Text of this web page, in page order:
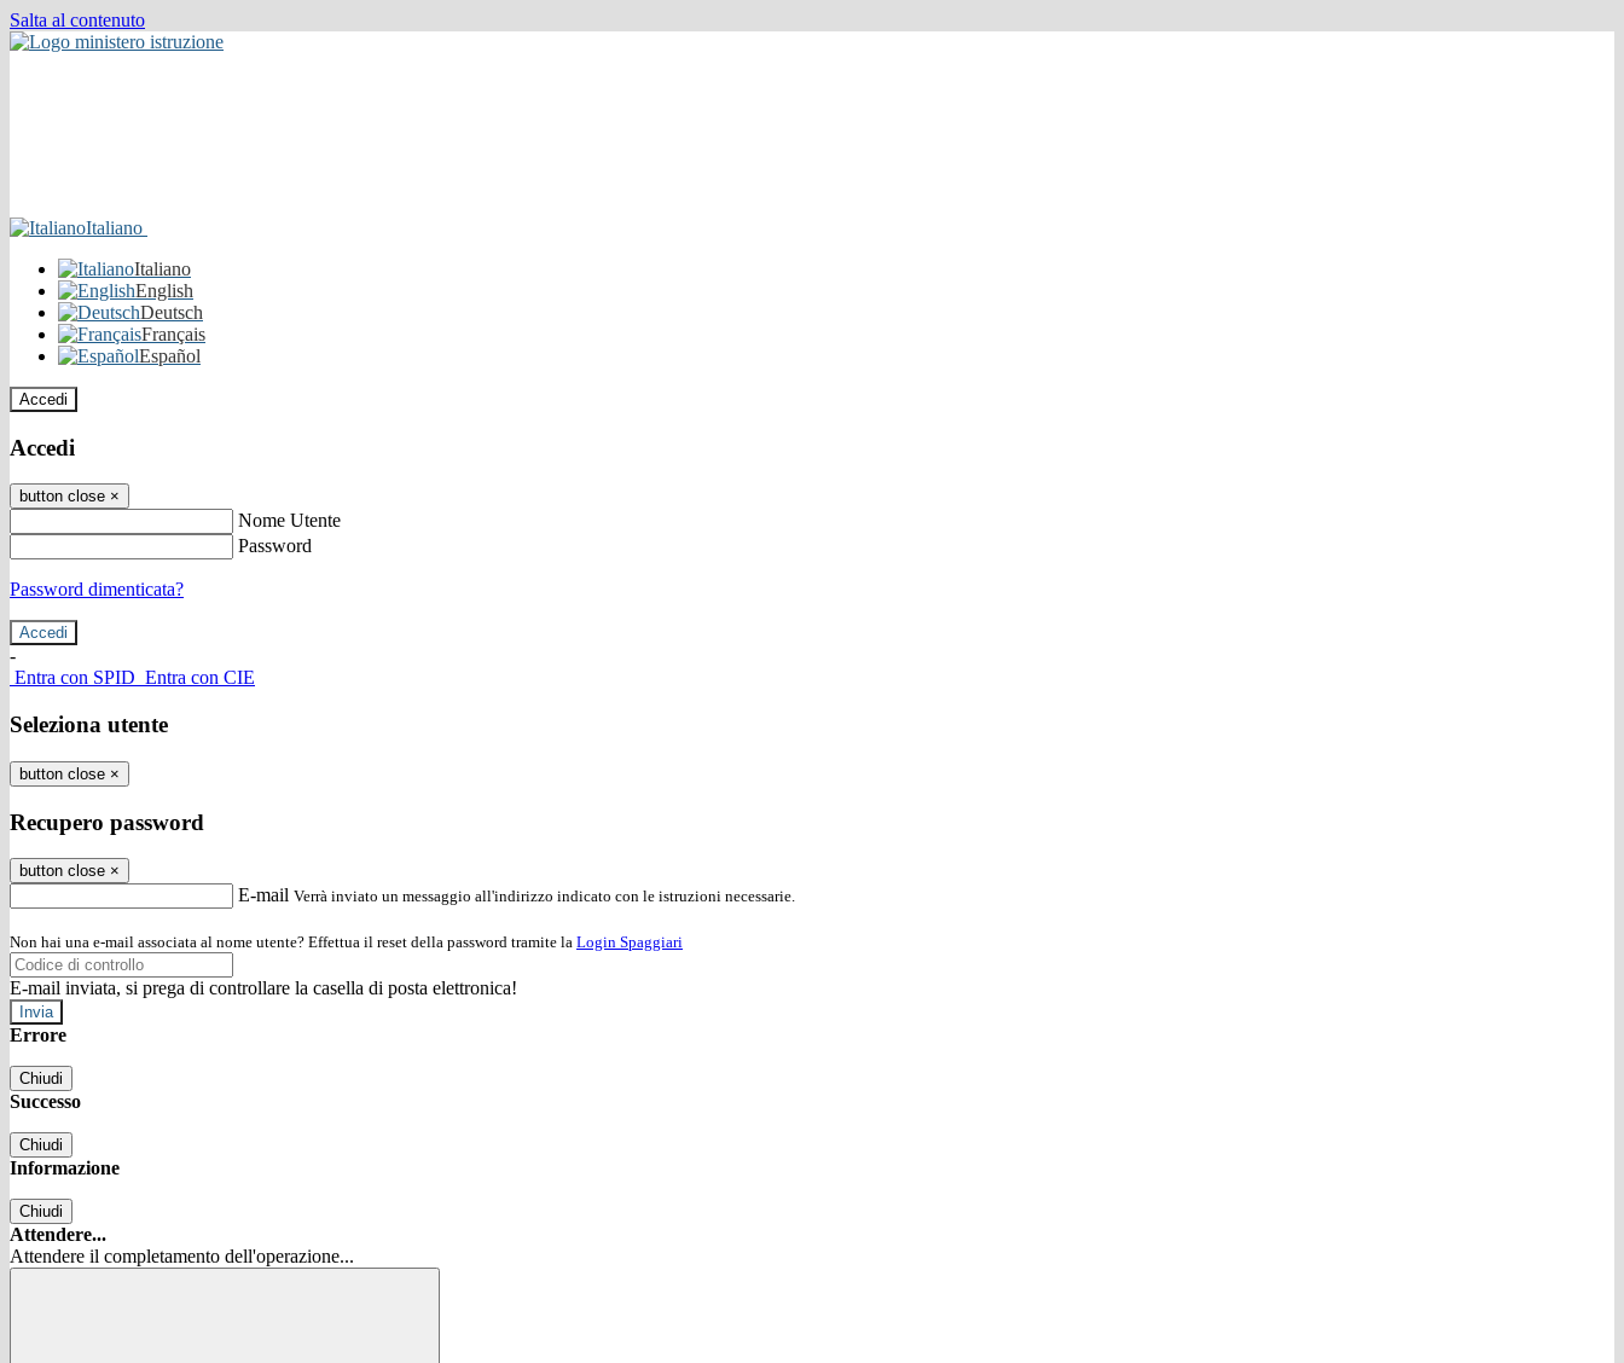
Salta al contenuto
Italiano
Italiano
English
Deutsch
Français
Español
Accedi
Accedi
button close ×
Nome Utente
Password
Password dimenticata?
-
Entra con SPID Entra con CIE
Seleziona utente
button close ×
Recupero password
button close ×
E-mail Verrà inviato un messaggio all'indirizzo indicato con le istruzioni necessarie.
Non hai una e-mail associata al nome utente? Effettua il reset della password tramite la Login Spaggiari
E-mail inviata, si prega di controllare la casella di posta elettronica!
Errore
Chiudi
Successo
Chiudi
Informazione
Chiudi
Attendere...
Attendere il completamento dell'operazione...